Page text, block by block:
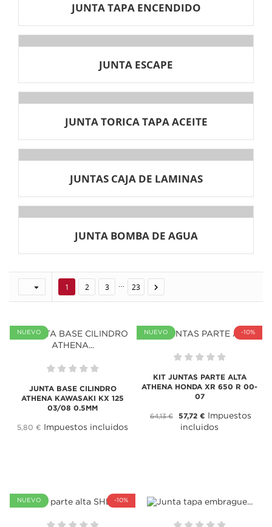
JUNTA TAPA ENCENDIDO
JUNTA ESCAPE
JUNTA TORICA TAPA ACEITE
JUNTAS CAJA DE LAMINAS
JUNTA BOMBA DE AGUA
 1 2 3 … 23 
NUEVO
JUNTA BASE CILINDRO
ATHENA KAWASAKI KX 125
03/08 0.5MM
5,80 € Impuestos incluidos
-10%
NUEVO
KIT JUNTAS PARTE ALTA
ATHENA HONDA XR 650 R 00-
07
64,13 € 57,72 €
Impuestos
incluidos
-10%
NUEVO